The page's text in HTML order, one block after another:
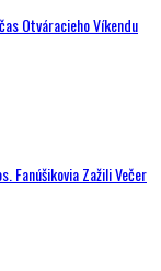
Otváracieho Víkendu
Fanúšikovia Zažili Večer